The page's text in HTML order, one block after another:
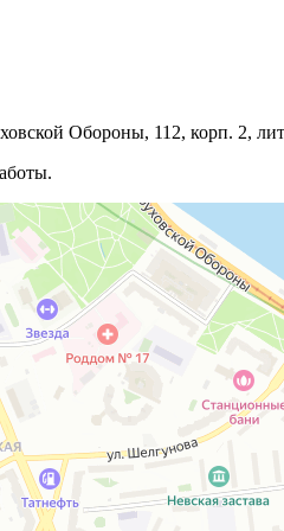
Обороны, 112, корп. 2,